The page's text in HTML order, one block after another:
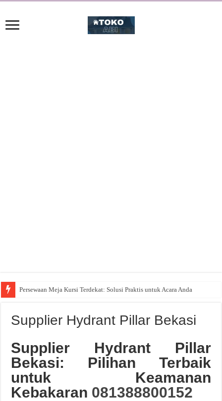
Persewaan Meja Kursi Terdekat: Solusi Praktis untuk Acara Anda
Supplier Hydrant Pillar Bekasi
Supplier Hydrant Pillar
Bekasi: Pilihan Terbaik
untuk Keamanan
Kebakaran 081388800152